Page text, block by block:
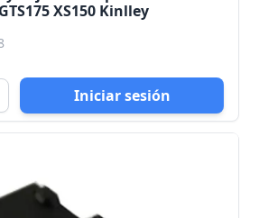
XS150 Kinlley
Iniciar sesión